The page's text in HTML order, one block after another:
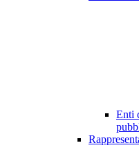
Enti